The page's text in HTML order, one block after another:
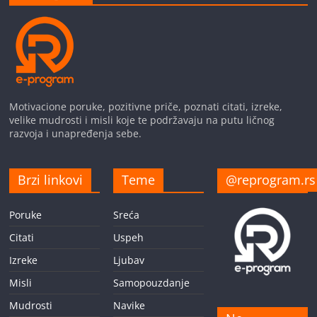
Motivacione poruke, pozitivne priče, poznati citati, izreke,
velike mudrosti i misli koje te podržavaju na putu ličnog
razvoja i unapređenja sebe.
Brzi linkovi
Poruke
Citati
Izreke
Misli
Mudrosti
Teme
Sreća
Uspeh
Ljubav
Samopouzdanje
Navike
@reprogram.rs